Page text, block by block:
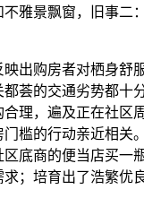
雅景飘窗，旧事二
出购房者对栖身舒
荟的交通劣势都十
理，遍及正在社区
槛的行动亲近相关
底商的便当店买一
；培育出了浩繁优